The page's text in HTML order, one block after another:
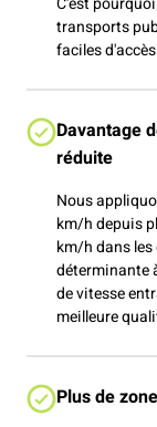
transports
faciles
Davantage
réduite
Nous
km/h depuis
km/h dans
déterminante
de vitesse
meilleure
Plus de